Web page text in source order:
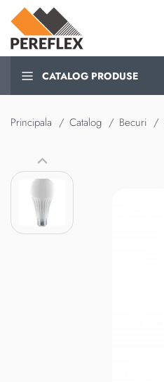
CATALOG PRODUSE
Principala Catalog Becuri